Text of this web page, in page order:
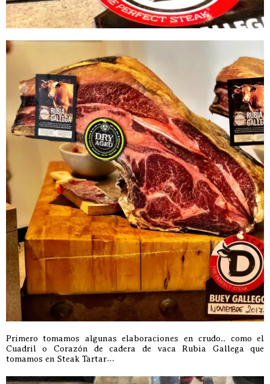
Primero tomamos algunas elaboraciones en crudo.. como el
Cuadril o Corazón de cadera de vaca Rubia Gallega que
tomamos en Steak Tartar…